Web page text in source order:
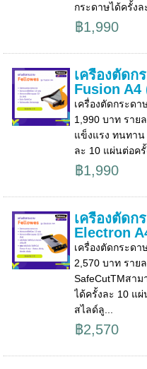
กระดาษได้ครั้งล
฿1,990
เครื่องตัดก
Fusion A4
เครื่องตัดกระดา
1,990 บาท ราย
แข็งแรง ทนทาน
ละ 10 แผ่นต่อครั้
฿1,990
เครื่องตัดก
Electron
เครื่องตัดกระดา
2,570 บาท ราย
SafeCutTMสา
ได้ครั้งละ 10 แ
สไลด์ลู...
฿2,570